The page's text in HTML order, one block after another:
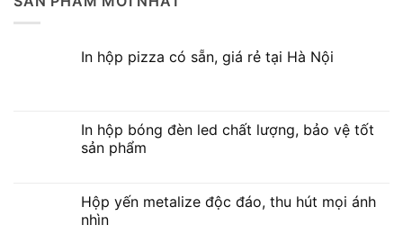
In hộp pizza có sẵn, giá rẻ tại Hà Nội
In hộp bóng đèn led chất lượng, bảo vệ tốt
sản phẩm
Hộp yến metalize độc đáo, thu hút mọi ánh
nhìn